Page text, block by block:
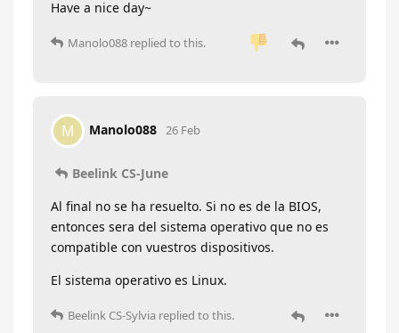
Have a nice day~
Manolo088 replied to this.
M Manolo088 26 Feb
Beelink CS-June
Al final no se ha resuelto. Si no es de la BIOS,
entonces sera del sistema operativo que no es
compatible con vuestros dispositivos.
El sistema operativo es Linux.
Beelink CS-Sylvia replied to this.